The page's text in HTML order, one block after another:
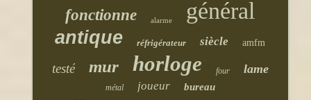
fonctionne alarme général
antique réfrigérateur siècle amfm
testé mur horloge four lame
métal joueur bureau